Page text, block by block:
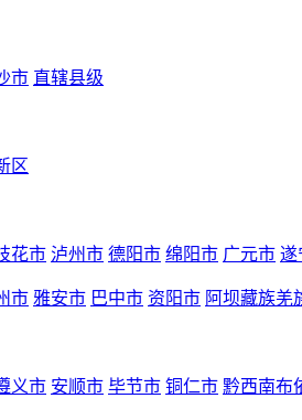
市 直辖县级
区
花市 泸州市 德阳市 绵阳市 广元市 遂
市 雅安市 巴中市 资阳市 阿坝藏族羌
义市 安顺市 毕节市 铜仁市 黔西南布